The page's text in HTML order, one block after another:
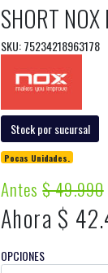
SHORT NOX
SKU: 75234218963178
Stock por sucursal
Pocas Unidades.
Antes$ 49.990
Ahora $
OPCIONES